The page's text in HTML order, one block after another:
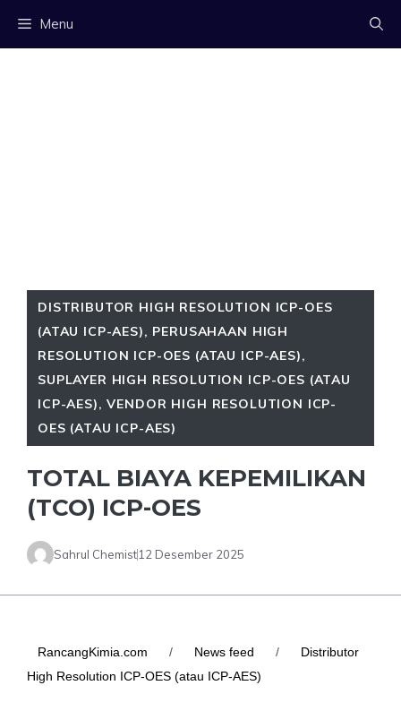
Menu
DISTRIBUTOR HIGH RESOLUTION ICP-OES
(ATAU ICP-AES), PERUSAHAAN HIGH
RESOLUTION ICP-OES (ATAU ICP-AES),
SUPLAYER HIGH RESOLUTION ICP-OES (ATAU
ICP-AES),VENDOR HIGH RESOLUTION ICP-
OES (ATAU ICP-AES)
TOTAL BIAYA KEPEMILIKAN
(TCO) ICP-OES
Sahrul Chemist12 Desember 2025
RancangKimia.com / News feed /
Distributor
High Resolution ICP-OES (atau ICP-AES)